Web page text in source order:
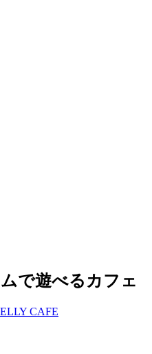
で遊べるカフェ